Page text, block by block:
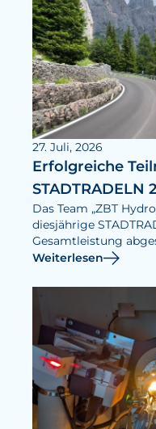
27. Juli, 2026
Erfolgreiche
STADTRADELN
Das Team „ZBT
diesjährige
Gesamtleistung
Weiterlesen